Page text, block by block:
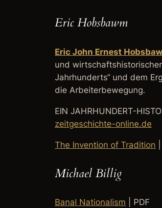
Eric Hobsbawm
Eric John Ernest
und
Jahrhunderts“ und dem
die Arbeiterbewegung.
EIN JAHRHUNDERT-
zeitgeschichte-online.de
The Invention of Tradition
Michael Billig
Banal Nationalism | PDF